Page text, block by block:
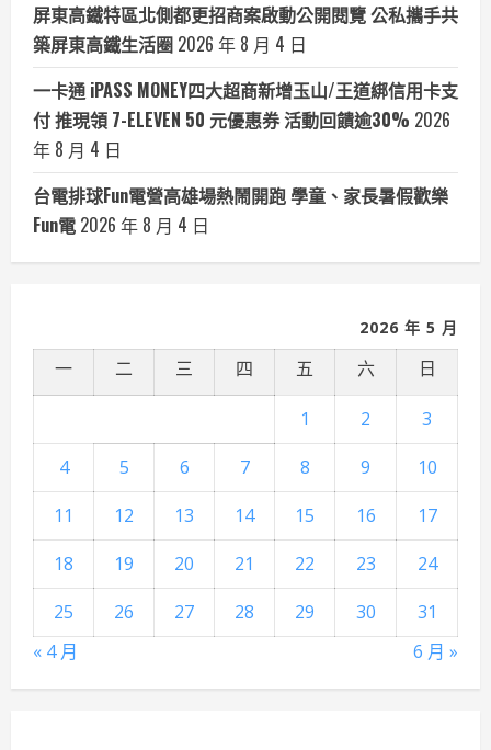
屏東高鐵特區北側都更招商案啟動公開閱覽 公私攜手共
築屏東高鐵生活圈 2026 年 8 月 4 日
一卡通 iPASS MONEY四大超商新增玉山/王道綁信用卡支
付 推現領 7-ELEVEN 50 元優惠券 活動回饋逾30% 2026
年 8 月 4 日
台電排球Fun電營高雄場熱鬧開跑 學童、家長暑假歡樂
Fun電 2026 年 8 月 4 日
2026 年 5 月
一 二 三 四 五 六 日
1 2
3
4
5 6 7 8 9
10
11
12 13 14 15 16
17
18
19 20 21 22 23
24
25
26 27 28 29 30
31
« 4 月
6 月 »